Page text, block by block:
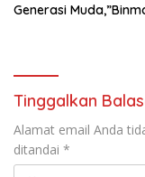
Generasi
Tinggalkan
Alamat email Anda
ditandai *